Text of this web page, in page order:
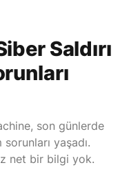
Saldırı
son günlerde
yaşadı.
net bir bilgi yok.